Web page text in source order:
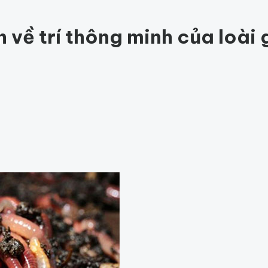
về trí thông minh của loài